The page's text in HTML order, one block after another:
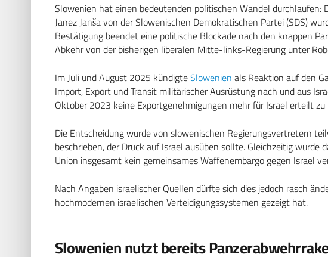
Slowenien hat einen bedeutenden politischen Wandel
Janez Janša von der Slowenischen Demokratischen Partei (SDS)
Bestätigung beendet eine politische Blockade nach den knappen
Abkehr von der bisherigen liberalen Mitte-links-Regierung unter
Im Juli und August 2025 kündigteSlowenien als Reaktion auf den
Import, Export und Transit militärischer Ausrüstung nach und aus
Oktober 2023 keine Exportgenehmigungen mehr für Israel erteilt zu
Die Entscheidung wurde von slowenischen Regierungsvertretern
beschrieben, der Druck auf Israel ausüben sollte. Gleichzeitig wurde
Union insgesamt kein gemeinsames Waffenembargo gegen Israel
Nach Angaben israelischer Quellen dürfte sich dies jedoch rasch
hochmodernen israelischen Verteidigungssystemen gezeigt hat.
Slowenien nutzt bereits